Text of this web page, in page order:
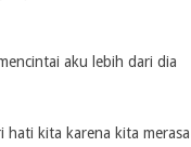
aku lebih dari dia
kita karena kita merasa